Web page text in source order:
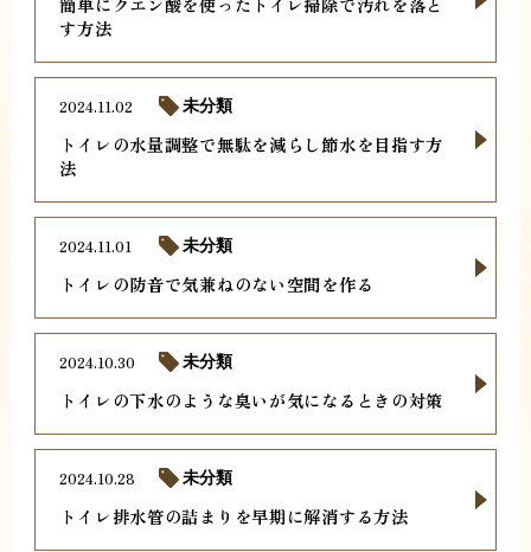
す方法
トイレの水量調整で無駄を減らし節水を目指す方
法
2024.11.02 未分類
トイレの防音で気兼ねのない空間を作る
2024.11.01 未分類
トイレの下水のような臭いが気になるときの対策
2024.10.30 未分類
トイレ排水管の詰まりを早期に解消する方法
2024.10.28 未分類